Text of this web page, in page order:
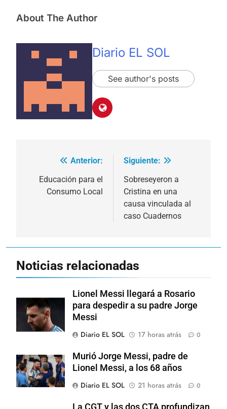
About The Author
Diario EL SOL
See author's posts
Navegación
Anterior:
Educación para el
Consumo Local
Siguiente:
Sobreseyeron a
Cristina en una
causa vinculada al
caso Cuadernos
Noticias relacionadas
Lionel Messi llegará a Rosario
para despedir a su padre Jorge
Messi
Diario EL SOL
17 horas atrás 0
Murió Jorge Messi, padre de
Lionel Messi, a los 68 años
Diario EL SOL
21 horas atrás 0